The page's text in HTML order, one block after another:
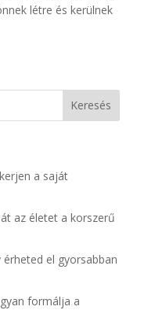
létre és kerülnek
a saját
az életet a korszerű
érheted el gyorsabban
formálja a